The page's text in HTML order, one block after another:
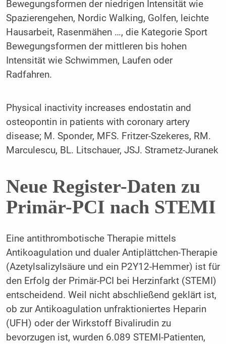
Bewegungsformen der niedrigen Intensität wie
Spazierengehen, Nordic Walking, Golfen, leichte
Hausarbeit, Rasenmähen …, die Kategorie Sport
Bewegungsformen der mittleren bis hohen
Intensität wie Schwimmen, Laufen oder
Radfahren.
Physical inactivity increases endostatin and
osteopontin in patients with coronary artery
disease; M. Sponder, MFS. Fritzer-Szekeres, RM.
Marculescu, BL. Litschauer, JSJ. Strametz-Juranek
Neue Register-Daten zu
Primär-PCI nach STEMI
Eine antithrombotische Therapie mittels
Antikoagulation und dualer Antiplättchen-Therapie
(Azetylsalizylsäure und ein P2Y12-Hemmer) ist für
den Erfolg der Primär-PCI bei Herzinfarkt (STEMI)
entscheidend. Weil nicht abschließend geklärt ist,
ob zur Antikoagulation unfraktioniertes Heparin
(UFH) oder der Wirkstoff Bivalirudin zu
bevorzugen ist, wurden 6.089 STEMI-Patienten,